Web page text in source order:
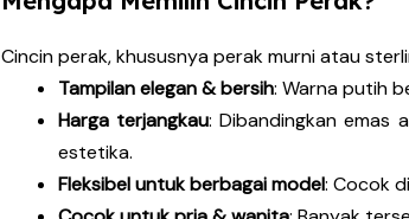
Cincin perak, khususnya perak murni atau
Tampilan elegan & bersih: Warna putih
Harga terjangkau: Dibandingkan emas
estetika.
Fleksibel untuk berbagai model: Cocok